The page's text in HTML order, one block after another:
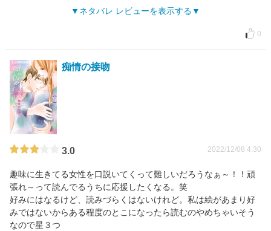
ネタバレ レビューを表示する
0
痴情の接吻
3.0 2022/12/08 4:30
趣味に生きてる女性を口説いてくって難しいだろうなぁ～！！頑
張れ～って読んでるうちに応援したくなる。笑
好みにはなるけど、読みづらくはないけれど。私は絵があまり好
みではないからある程度のとこになったら読むのやめちゃいそう
なので星３つ